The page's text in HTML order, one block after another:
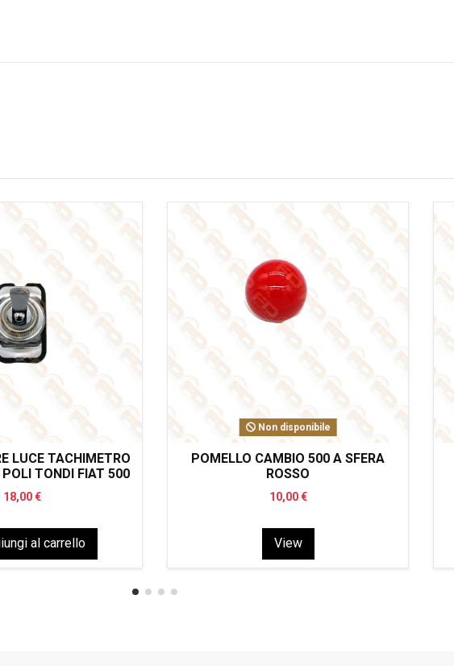
LUCE TACHIMETRO
POLI TONDI FIAT 500
18,00 €
al carrello
Non disponibile
POMELLO CAMBIO 500 A SFERA
ROSSO
10,00 €
View